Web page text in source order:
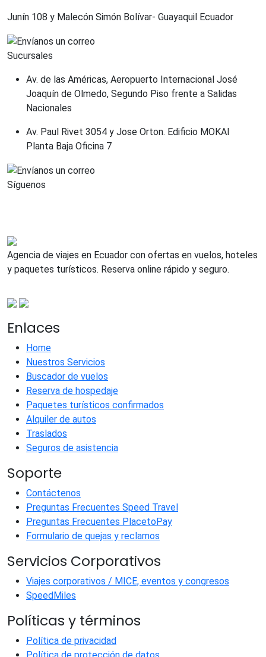
Junín 108 y Malecón Simón Bolívar- Guayaquil Ecuador
Sucursales
Av. de las Américas, Aeropuerto Internacional José
Joaquín de Olmedo, Segundo Piso frente a Salidas
Nacionales
Av. Paul Rivet 3054 y Jose Orton. Edificio MOKAI
Planta Baja Oficina 7
Síguenos
Agencia de viajes en Ecuador con ofertas en vuelos, hoteles
y paquetes turísticos. Reserva online rápido y seguro.
Enlaces
Home
Nuestros Servicios
Buscador de vuelos
Reserva de hospedaje
Paquetes turísticos confirmados
Alquiler de autos
Traslados
Seguros de asistencia
Soporte
Contáctenos
Preguntas Frecuentes Speed Travel
Preguntas Frecuentes PlacetoPay
Formulario de quejas y reclamos
Servicios Corporativos
Viajes corporativos / MICE, eventos y congresos
SpeedMiles
Políticas y términos
Política de privacidad